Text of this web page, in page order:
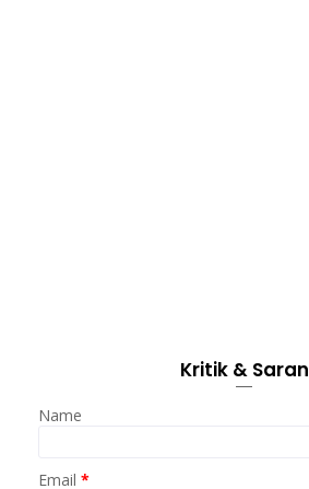
Kritik & Saran
Name
Email *